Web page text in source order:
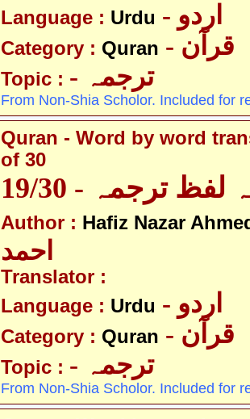
Language : Urdu - اردو
Category : Quran - قرآن
Topic : - ترجمہ
From Non-Shia Scholor. Included for
Quran - Word by word
of 30
ترجمہ - 19/30
Author : Hafiz Nazar
احمد
Translator :
Language : Urdu - اردو
Category : Quran - قرآن
Topic : - ترجمہ
From Non-Shia Scholor. Included for